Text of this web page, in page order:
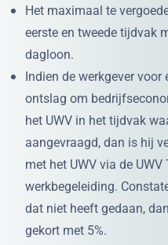
Het maximaal te
eerste en tweede tijdvak
dagloon.
Indien de werkgever
ontslag om
het UWV in het tijdvak
aangevraagd, dan is hij
met het UWV via de
werkbegeleiding.
dat niet heeft gedaan,
gekort met 5%.